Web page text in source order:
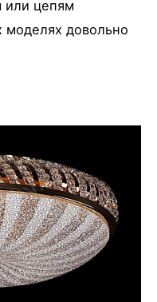
или цепям
моделях довольно